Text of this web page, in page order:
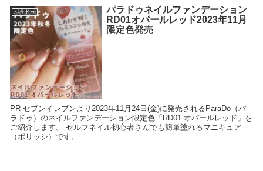
パラドゥ
パラドゥネイルファンデーション
RD01オパールレッド2023年11月
限定色発売
PR セブンイレブンより2023年11月24日(金)に発売されるParaDo（パ
ラドゥ）のネイルファンデーション限定色「RD01 オパールレッド」を
ご紹介します。 セルフネイル初心者さんでも簡単塗れるマニキュア
（ポリッシ）です。 ...